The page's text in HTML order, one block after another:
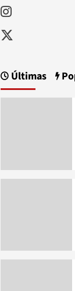
Instagram
Twitter
Últimas